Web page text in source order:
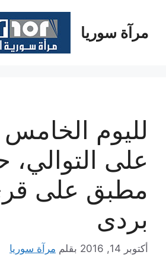
المحتوىمرآة سوريا
لليوم
على التوالي،
مطبق على
بردى
أكتوبر 14, 2016 بقلم مرآة سوريا